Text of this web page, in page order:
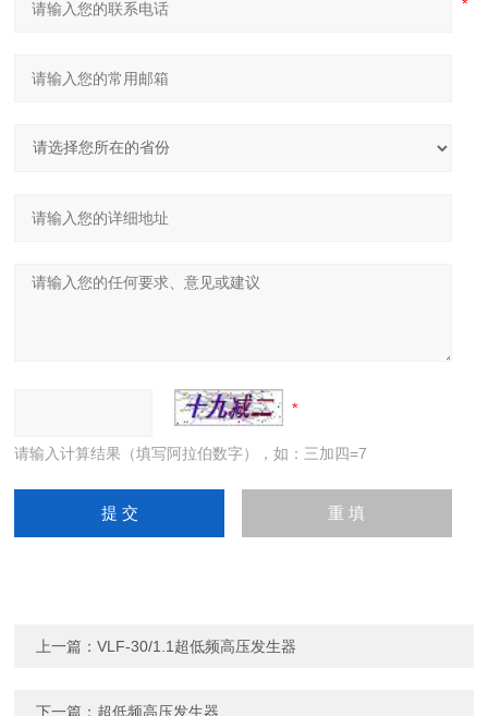
请输入计算结果（填写阿拉伯数字），如：三加四=7
上一篇：VLF-30/1.1超低频高压发生器
下一篇： 超低频高压发生器